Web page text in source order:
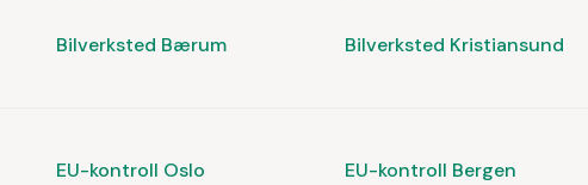
Bilverksted Bærum Bilverksted Kristiansund
EU-kontroll Oslo EU-kontroll Bergen